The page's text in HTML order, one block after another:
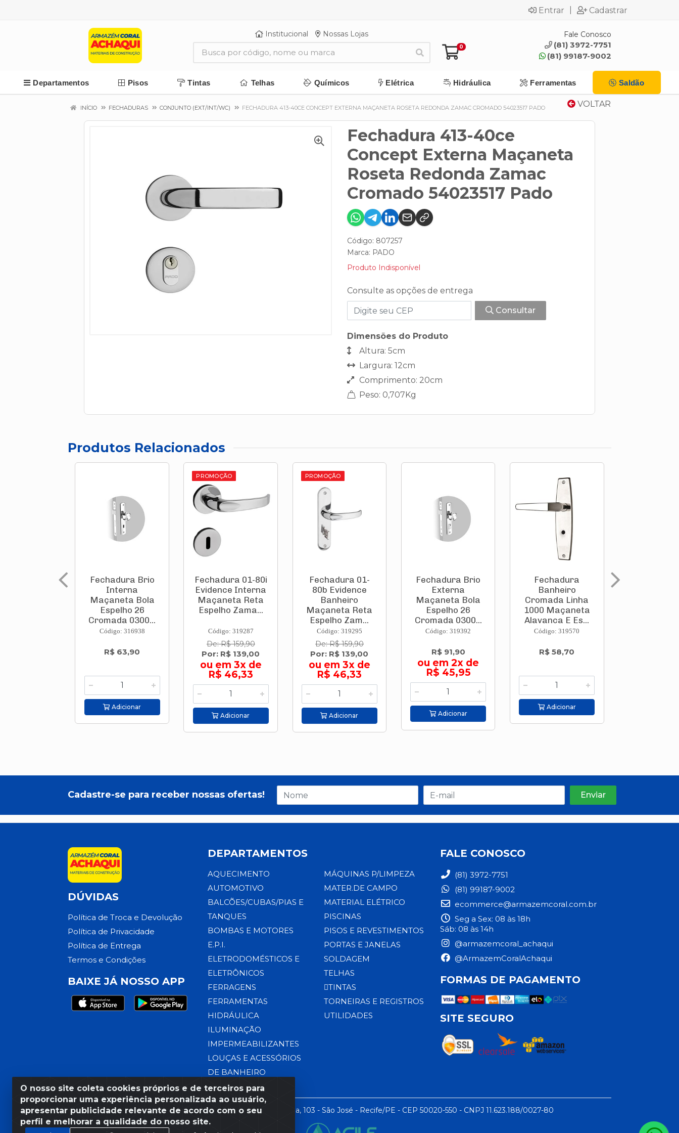
Entrar Cadastrar
Institucional Nossas Lojas
0
Fale Conosco
(81) 3972-7751
(81) 99187-9002
Departamentos Pisos Tintas Telhas Químicos Elétrica Hidráulica Ferramentas Saldão
VOLTAR
INÍCIO FECHADURAS CONJUNTO (EXT/INT/WC) FECHADURA 413-40CE CONCEPT EXTERNA MAÇANETA ROSETA REDONDA ZAMAC CROMADO 54023517 PADO
Fechadura 413-40ce
Concept Externa Maçaneta
Roseta Redonda Zamac
Cromado 54023517 Pado
Código: 807257
Marca: PADO
Produto Indisponível
Consulte as opções de entrega
Consultar
Dimensões do Produto
Altura: 5cm
Largura: 12cm
Comprimento: 20cm
Peso: 0,707Kg
Produtos Relacionados
Fechadura Brio
Interna
Maçaneta Bola
Espelho 26
Cromada 0300...
Código: 316938
R$ 63,90
Adicionar
PROMOÇÃO
Fechadura 01-80i
Evidence Interna
Maçaneta Reta
Espelho Zama...
Código: 319287
De: R$ 159,90
Por: R$ 139,00
ou em 3x de
R$ 46,33
Adicionar
PROMOÇÃO
Fechadura 01-
80b Evidence
Banheiro
Maçaneta Reta
Espelho Zam...
Código: 319295
De: R$ 159,90
Por: R$ 139,00
ou em 3x de
R$ 46,33
Adicionar
Fechadura Brio
Externa
Maçaneta Bola
Espelho 26
Cromada 0300...
Código: 319392
R$ 91,90
ou em 2x de
R$ 45,95
Adicionar
Fechadura
Banheiro
Cromada Linha
1000 Maçaneta
Alavanca E Es...
Código: 319570
R$ 58,70
Adicionar
O nosso site coleta cookies próprios e de terceiros para
proporcionar uma experiência personalizada ao usuário,
apresentar publicidade relevante de acordo com o seu
perfil e melhorar a qualidade do nosso site.
Cadastre-se para receber nossas ofertas!
DÚVIDAS
Política de Troca e Devolução
Política de Privacidade
Política de Entrega
Termos e Condições
BAIXE JÁ NOSSO APP
DEPARTAMENTOS
AQUECIMENTO
AUTOMOTIVO
BALCÕES/CUBAS/PIAS E
TANQUES
BOMBAS E MOTORES
E.P.I.
ELETRODOMÉSTICOS E
ELETRÔNICOS
FERRAGENS
FERRAMENTAS
HIDRÁULICA
ILUMINAÇÃO
IMPERMEABILIZANTES
LOUÇAS E ACESSÓRIOS
DE BANHEIRO
MÁQUINAS P/LIMPEZA
MATER.DE CAMPO
MATERIAL ELÉTRICO
PISCINAS
PISOS E REVESTIMENTOS
PORTAS E JANELAS
SOLDAGEM
TELHAS
TINTAS
TORNEIRAS E REGISTROS
UTILIDADES
FALE CONOSCO
(81) 3972-7751
(81) 99187-9002
ecommerce@armazemcoral.com.br
Seg a Sex: 08 às 18h
Sáb: 08 às 14h
@armazemcoral_achaqui
@ArmazemCoralAchaqui
FORMAS DE PAGAMENTO
SITE SEGURO
Razão Social: Armazém Coral LTDA - Rua da Praia, 103 - São José - Recife/PE - CEP 50020-550 - CNPJ 11.623.188/0027-80